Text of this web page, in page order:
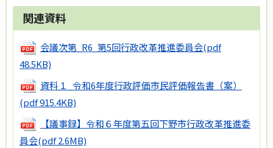
関連資料
会議次第_R6_第5回行政改革推進委員会(pdf
48.5KB)
資料１_令和6年度行政評価市民評価報告書（案）
(pdf 915.4KB)
【議事録】令和６年度第五回下野市行政改革推進委
員会(pdf 2.6MB)